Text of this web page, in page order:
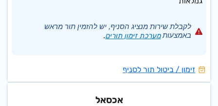
לקבלת שירות מנציג הסניף, יש להזמין תור מראש
באמצעות מערכת זימון תורים.
זימון / ביטול תור לסניף
אכסאל